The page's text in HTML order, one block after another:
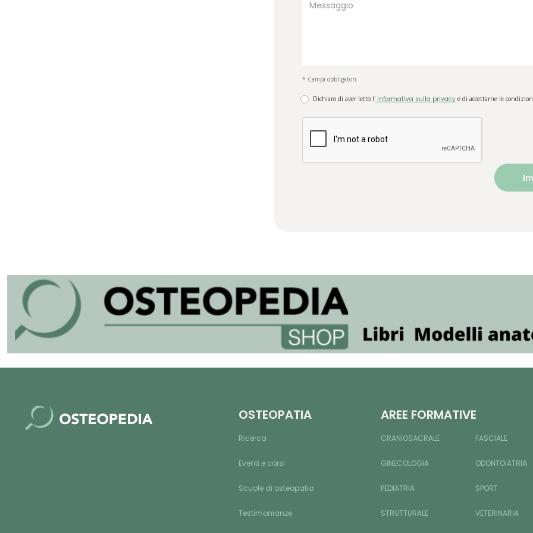
* Campi obbligatori
Dichiaro di aver letto l' informativa sulla privacy e di accettarne le
OSTEOPATIA
Ricerca
Eventi e corsi
Scuole di osteopatia
Testimonianze
AREE FORMATIVE
CRANIOSACRALE FASCIALE
GINECOLOGIA ODONTOIATRIA
PEDIATRIA SPORT
STRUTTURALE VETERINARIA